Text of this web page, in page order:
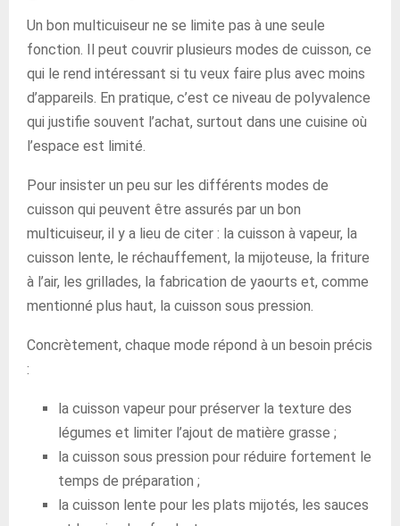
Un bon multicuiseur ne se limite pas à une seule
fonction. Il peut couvrir plusieurs modes de cuisson, ce
qui le rend intéressant si tu veux faire plus avec moins
d’appareils. En pratique, c’est ce niveau de polyvalence
qui justifie souvent l’achat, surtout dans une cuisine où
l’espace est limité.
Pour insister un peu sur les différents modes de
cuisson qui peuvent être assurés par un bon
multicuiseur, il y a lieu de citer : la cuisson à vapeur, la
cuisson lente, le réchauffement, la mijoteuse, la friture
à l’air, les grillades, la fabrication de yaourts et, comme
mentionné plus haut, la cuisson sous pression.
Concrètement, chaque mode répond à un besoin précis
:
la cuisson vapeur pour préserver la texture des
légumes et limiter l’ajout de matière grasse ;
la cuisson sous pression pour réduire fortement le
temps de préparation ;
la cuisson lente pour les plats mijotés, les sauces